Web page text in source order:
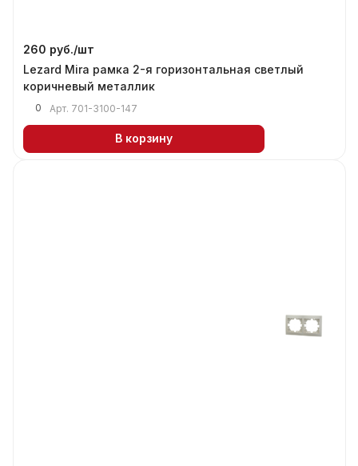
260 руб./шт
Lezard Mira рамка 2-я горизонтальная светлый
коричневый металлик
0 Арт. 701-3100-147
В корзину